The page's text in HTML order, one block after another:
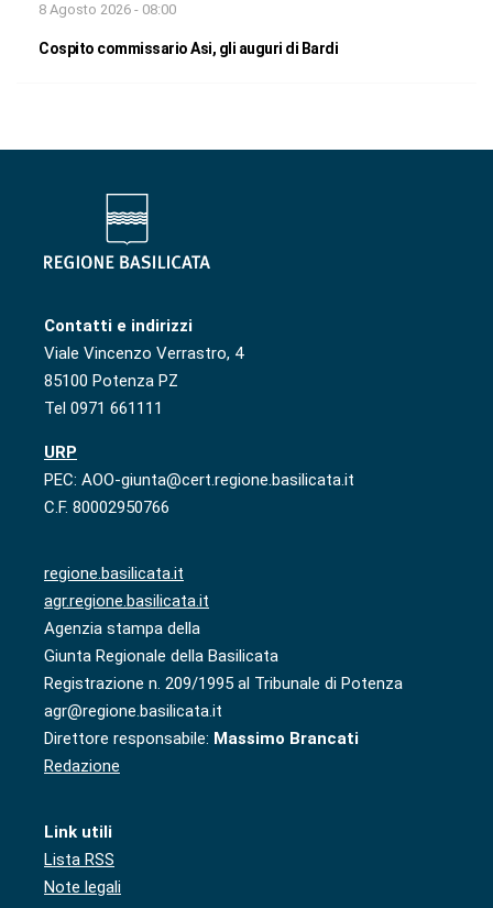
8 Agosto 2026 - 08:00
Cospito commissario Asi, gli auguri di Bardi
Contatti e indirizzi
Viale Vincenzo Verrastro, 4
85100 Potenza PZ
Tel 0971 661111
URP
PEC: AOO-giunta@cert.regione.basilicata.it
C.F. 80002950766
regione.basilicata.it
agr.regione.basilicata.it
Agenzia stampa della
Giunta Regionale della Basilicata
Registrazione n. 209/1995 al Tribunale di Potenza
agr@regione.basilicata.it
Direttore responsabile: Massimo Brancati
Redazione
Link utili
Lista RSS
Note legali